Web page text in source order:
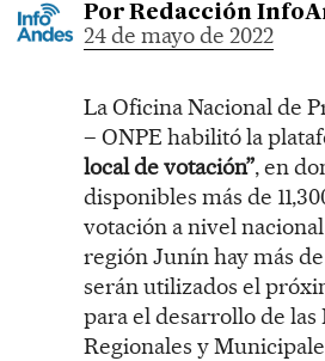
Por Redacción
24 de mayo de 2022
La Oficina Nacional de
– ONPE habilitó la
local de votación”, en
disponibles más de
votación a nivel
región Junín hay más
serán utilizados el
para el desarrollo de las
Regionales y